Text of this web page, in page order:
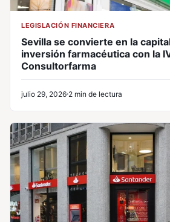
LEGISLACIÓN FINANCIERA
Sevilla se convierte en la
inversión farmacéutica con la
Consultorfarma
julio 29, 2026 2 min de lectura